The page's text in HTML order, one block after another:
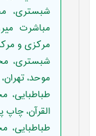
مباشرت
مرکزی و
موحد،
القرآن،